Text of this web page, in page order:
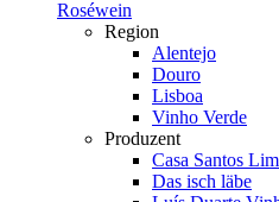
Roséwein
Region
Alentejo
Douro
Lisboa
Vinho Verde
Produzent
Casa Santos
Das isch läbe